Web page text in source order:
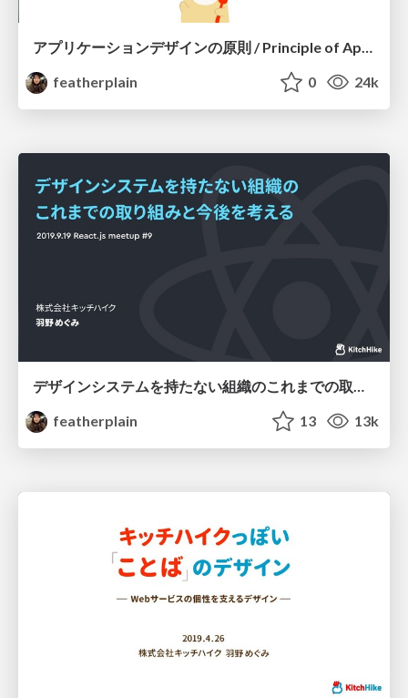
アプリケーションデザインの原則 / Principle of Application Design
featherplain
0 24k
デザインシステムを持たない組織のこれまでの取り組みと今後を考える
featherplain
13 13k